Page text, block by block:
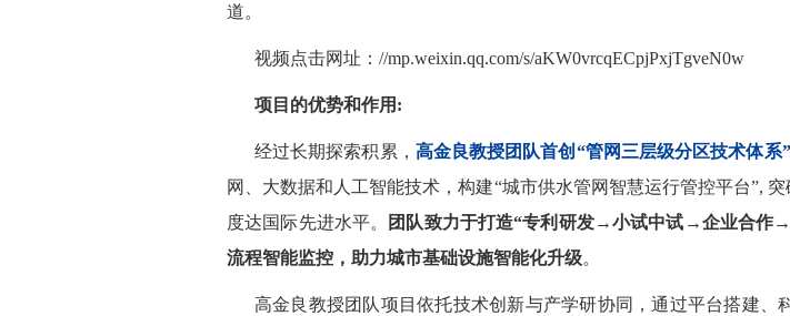
道。
视频点击网址： //mp.weixin.qq.com/s/aKW0vrcqECpjPxjTgveN0w
项目的优势和作用:
经过长期探索积累， 高金良教授团队首创‌“管网三层级分区技术体系”‌
网、大数据和人工智能技术，构建‌“城市供水管网智慧运行管控平台”,
度达国际先进水平。
团队致力于打造“专利研发→小试中试→企业合作
流程智能监控，助力城市基础设施智能化升级。
高金良教授团队项目依托技术创新与产学研协同，通过平台搭建